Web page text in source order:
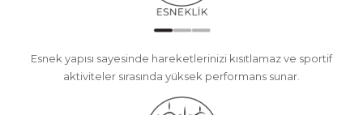
Esnek yapısı sayesinde hareketlerinizi kısıtlamaz ve sportif
aktiviteler sırasında yüksek performans sunar.